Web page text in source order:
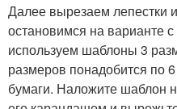
Далее вырезаем лепестки
остановимся на варианте
используем шаблоны 3
размеров понадобится по
бумаги. Наложите шаблон